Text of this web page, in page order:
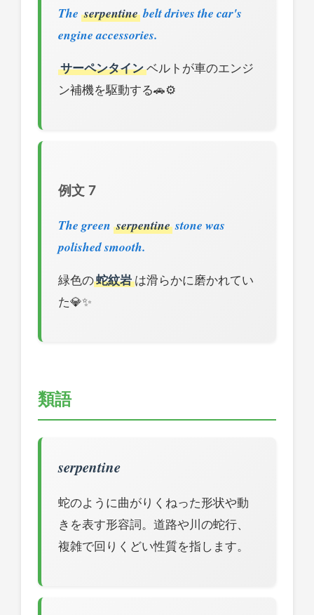
The serpentine belt drives the car's
engine accessories.
サーペンタインベルトが車のエンジ
ン補機を駆動する🚗⚙️
例文 7
The green serpentine stone was
polished smooth.
緑色の蛇紋岩は滑らかに磨かれてい
た💎✨
類語
serpentine
蛇のように曲がりくねった形状や動
きを表す形容詞。道路や川の蛇行、
複雑で回りくどい性質を指します。